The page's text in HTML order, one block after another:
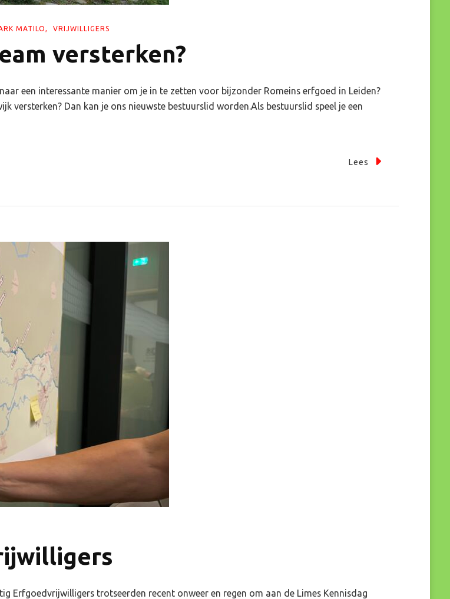
MATILO VRIJWILLIGERS
versterken?
een interessante manier om je in te zetten voor bijzonder Romeins erfgoed in Leiden?
versterken? Dan kan je ons nieuwste bestuurslid worden.Als bestuurslid speel je een
Lees
Erfgoedvrijwilligers trotseerden recent onweer en regen om aan de Limes Kennisdag